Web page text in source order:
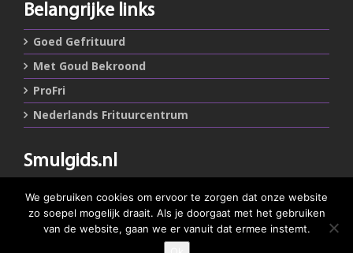
Belangrijke links
Goed Gefrituurd
Met Goud Bekroond
ProFri
Nederlands Frituurcentrum
Smulgids.nl
Blaarthemseweg 72
5502 JW Veldhoven
We gebruiken cookies om ervoor te zorgen dat onze website
zo soepel mogelijk draait. Als je doorgaat met het gebruiken
van de website, gaan we er vanuit dat ermee instemt.